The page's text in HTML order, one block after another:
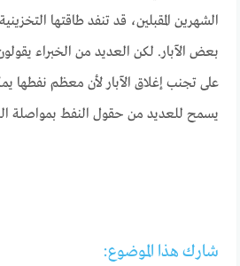
الشهرين المقبلين، قد تنفد طاقتها
بعض الآبار. لكن العديد من الخبراء
على تجنب إغلاق الآبار لأن معظم نفطها
يسمح للعديد من حقول النفط بمواصلة
شارك هذا الموضوع: